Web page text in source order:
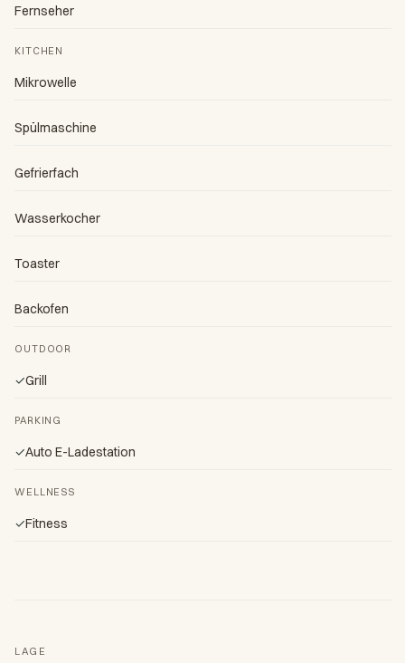
Fernseher
KITCHEN
Mikrowelle
Spülmaschine
Gefrierfach
Wasserkocher
Toaster
Backofen
OUTDOOR
✓Grill
PARKING
✓Auto E-Ladestation
WELLNESS
✓Fitness
LAGE